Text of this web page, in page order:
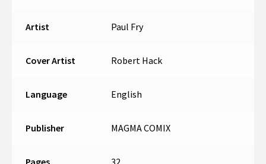
Artist Paul Fry
Cover Artist Robert Hack
Language English
Publisher MAGMA COMIX